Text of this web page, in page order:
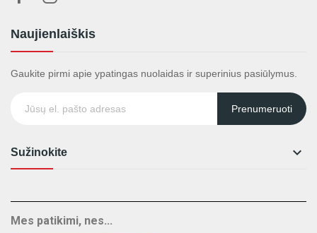
Naujienlaiškis
Gaukite pirmi apie ypatingas nuolaidas ir superinius pasiūlymus.
Prenumeruoti
Sužinokite 
Mes patikimi, nes...